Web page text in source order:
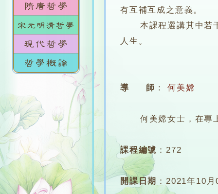
有互補互成之意義。
本課程選講其中若干
人生。
導 師 ： 何美嫦
何美嫦女士，在專上
課程編號 ：272
開課日期 ：2021年10月